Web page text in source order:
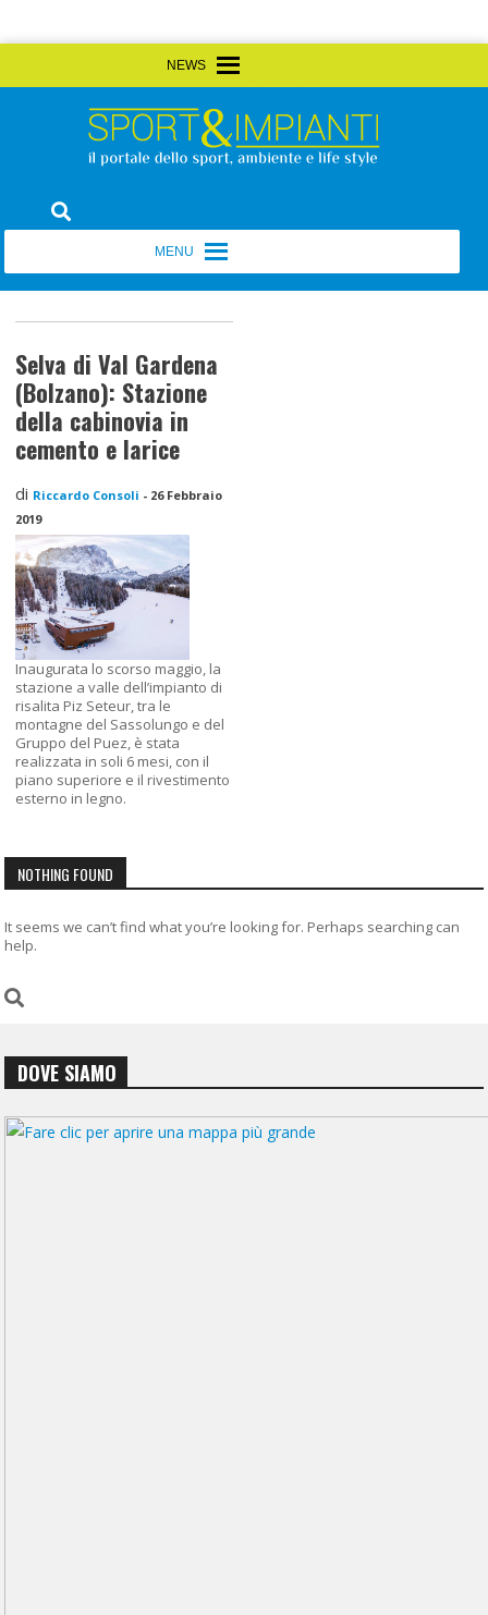
to
Sport&Impianti
Selva di Val Gardena
(Bolzano): Stazione
della cabinovia in
cemento e larice
di Riccardo Consoli - 26 Febbraio
2019
Inaugurata lo scorso maggio, la
stazione a valle dell’impianto di
risalita Piz Seteur, tra le
montagne del Sassolungo e del
Gruppo del Puez, è stata
realizzata in soli 6 mesi, con il
piano superiore e il rivestimento
esterno in legno.
NOTHING FOUND
It seems we can’t find what you’re looking for. Perhaps searching can
help.
DOVE SIAMO